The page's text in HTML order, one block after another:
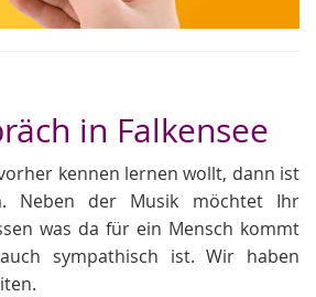
in Falkensee
kennen lernen wollt, dann ist
Neben der Musik möchtet Ihr
was da für ein Mensch kommt
sympathisch ist. Wir haben